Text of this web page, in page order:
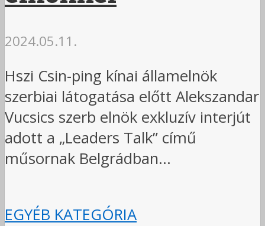
2024.05.11.
Hszi Csin-ping kínai államelnök
szerbiai látogatása előtt Alekszandar
Vucsics szerb elnök exkluzív interjút
adott a „Leaders Talk” című
műsornak Belgrádban...
EGYÉB KATEGÓRIA